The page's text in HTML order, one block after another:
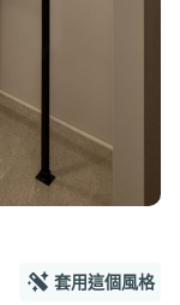
套用這個風格